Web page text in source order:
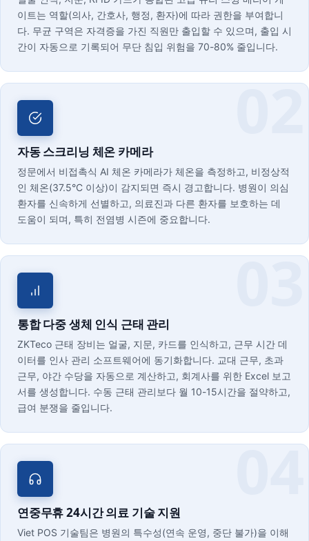
이트는 역할(의사, 간호사, 행정, 환자)에 따라 권한을 부여합니
다. 무균 구역은 자격증을 가진 직원만 출입할 수 있으며, 출입 시
간이 자동으로 기록되어 무단 침입 위험을 70-80% 줄입니다.
자동 스크리닝 체온 카메라
정문에서 비접촉식 AI 체온 카메라가 체온을 측정하고, 비정상적
인 체온(37.5°C 이상)이 감지되면 즉시 경고합니다. 병원이 의심
환자를 신속하게 선별하고, 의료진과 다른 환자를 보호하는 데
도움이 되며, 특히 전염병 시즌에 중요합니다.
통합 다중 생체 인식 근태 관리
ZKTeco 근태 장비는 얼굴, 지문, 카드를 인식하고, 근무 시간 데
이터를 인사 관리 소프트웨어에 동기화합니다. 교대 근무, 초과
근무, 야간 수당을 자동으로 계산하고, 회계사를 위한 Excel 보고
서를 생성합니다. 수동 근태 관리보다 월 10-15시간을 절약하고,
급여 분쟁을 줄입니다.
연중무휴 24시간 의료 기술 지원
Viet POS 기술팀은 병원의 특수성(연속 운영, 중단 불가)을 이해